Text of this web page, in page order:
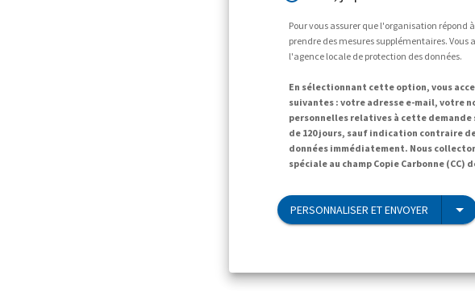
Pour vous assurer que l'organisation répond
prendre des mesures supplémentaires.
l'agence locale de protection des données.
En sélectionnant cette option, vous
suivantes : votre adresse e-mail, votre
personnelles relatives à cette
de 120 jours, sauf indication contraire
données immédiatement. Nous
spéciale au champ Copie Carbonne (CC)
PERSONNALISER ET ENVOYER